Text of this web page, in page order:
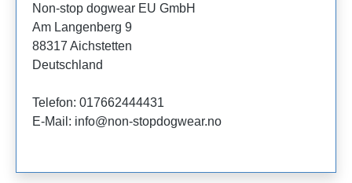
Non-stop dogwear EU GmbH
Am Langenberg 9
88317 Aichstetten
Deutschland
Telefon: 017662444431
E-Mail: info@non-stopdogwear.no